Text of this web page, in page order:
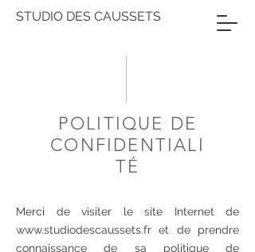
STUDIO DES CAUSSETS
POLITIQUE DE
CONFIDENTIALI
TÉ
Merci de visiter le site Internet de
www.studiodescaussets.fr et de prendre
connaissance de sa politique de